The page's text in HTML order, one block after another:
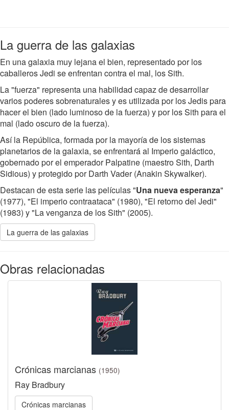
La guerra de las galaxias
En una galaxia muy lejana el bien, representado por los
caballeros Jedi se enfrentan contra el mal, los Sith.
La "fuerza" representa una habilidad capaz de desarrollar
varios poderes sobrenaturales y es utilizada por los Jedis para
hacer el bien (lado luminoso de la fuerza) y por los Sith para el
mal (lado oscuro de la fuerza).
Así la República, formada por la mayoría de los sistemas
planetarios de la galaxia, se enfrentará al Imperio galáctico,
gobernado por el emperador Palpatine (maestro Sith, Darth
Sidious) y protegido por Darth Vader (Anakin Skywalker).
Destacan de esta serie las películas "Una nueva esperanza"
(1977), "El imperio contraataca" (1980), "El retorno del Jedi"
(1983) y "La venganza de los Sith" (2005).
La guerra de las galaxias
Obras relacionadas
Crónicas marcianas (1950)
Ray Bradbury
Crónicas marcianas